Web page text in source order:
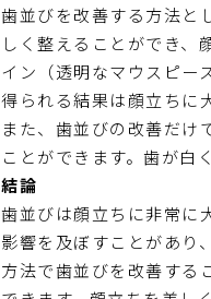
歯並びを改善する方法と
しく整えることができ、
イン（透明なマウスピー
得られる結果は顔立ちに
また、歯並びの改善だけ
ことができます。歯が白
結論
歯並びは顔立ちに非常に
影響を及ぼすことがあり
方法で歯並びを改善する